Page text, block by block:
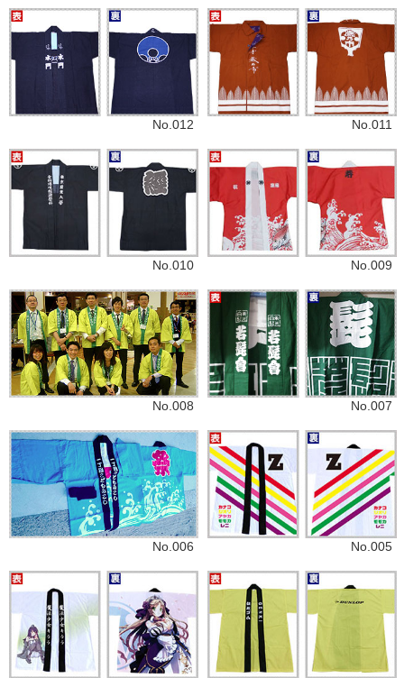
No.012 No.011
No.010 No.009
No.008 No.007
No.006 No.005